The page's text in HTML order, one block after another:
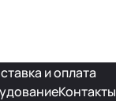
и оплата
Контакты